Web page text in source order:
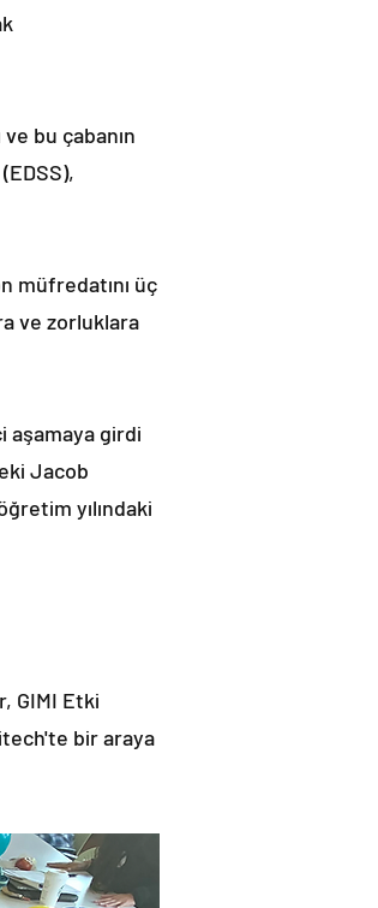
bu çabanın
müfredatını üç
ve zorluklara
aşamaya girdi
Jacob
yılındaki
GIMI Etki
bir araya